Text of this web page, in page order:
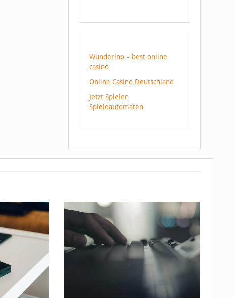
Wunderino – best online
casino
Online Casino Deutschland
Jetzt Spielen
Spieleautomaten